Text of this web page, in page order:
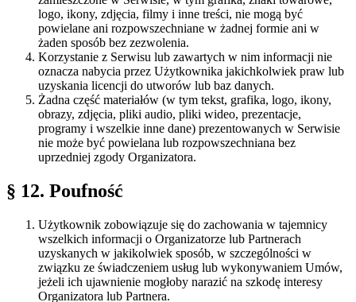
logo, ikony, zdjęcia, filmy i inne treści, nie mogą być
powielane ani rozpowszechniane w żadnej formie ani w
żaden sposób bez zezwolenia.
Korzystanie z Serwisu lub zawartych w nim informacji nie
oznacza nabycia przez Użytkownika jakichkolwiek praw lub
uzyskania licencji do utworów lub baz danych.
Żadna część materiałów (w tym tekst, grafika, logo, ikony,
obrazy, zdjęcia, pliki audio, pliki wideo, prezentacje,
programy i wszelkie inne dane) prezentowanych w Serwisie
nie może być powielana lub rozpowszechniana bez
uprzedniej zgody Organizatora.
§ 12. Poufność
Użytkownik zobowiązuje się do zachowania w tajemnicy
wszelkich informacji o Organizatorze lub Partnerach
uzyskanych w jakikolwiek sposób, w szczególności w
związku ze świadczeniem usług lub wykonywaniem Umów,
jeżeli ich ujawnienie mogłoby narazić na szkodę interesy
Organizatora lub Partnera.